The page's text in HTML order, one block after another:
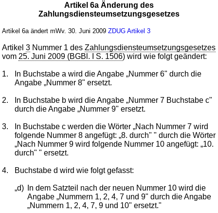
Artikel 6a Änderung des
Zahlungsdiensteumsetzungsgesetzes
Artikel 6a ändert mWv. 30. Juni 2009ZDUG Artikel 3
Artikel3 Nummer 1 desZahlungsdiensteumsetzungsgesetzes
vom 25. Juni 2009 (BGBl. I S. 1506) wird wie folgt geändert:
1.
In Buchstabe a wird die Angabe „Nummer 6" durch die
Angabe „Nummer 8" ersetzt.
2.
In Buchstabe b wird die Angabe „Nummer 7 Buchstabe c"
durch die Angabe „Nummer 9" ersetzt.
3.
In Buchstabe c werden die Wörter „Nach Nummer 7 wird
folgende Nummer 8 angefügt: „8. durch" " durch die Wörter
„Nach Nummer 9 wird folgende Nummer 10 angefügt: „10.
durch" " ersetzt.
4. Buchstabe d wird wie folgt gefasst:
„d)
In dem Satzteil nach der neuen Nummer 10 wird die
Angabe „Nummern 1, 2, 4, 7 und 9" durch die Angabe
„Nummern 1, 2, 4, 7, 9 und 10" ersetzt."